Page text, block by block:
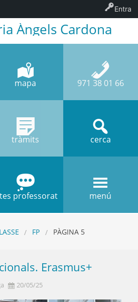
Àngels Cardona
mapa 971 38 01 66
tràmits cerca
professorat menú
FP PÀGINA 5
Erasmus+
20/05/25
Entra